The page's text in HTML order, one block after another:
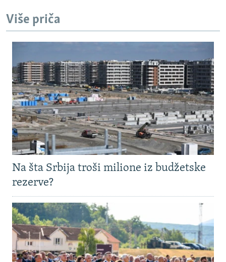
TRI DECENIJE OD RATA U BIH
SVE KARTE DEJTONA
Više priča
Na šta Srbija troši milione iz budžetske
rezerve?